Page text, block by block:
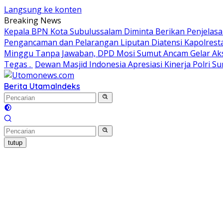
Langsung ke konten
Breaking News
Kepala BPN Kota Subulussalam Diminta Berikan
Pengancaman dan Pelarangan Liputan Diatensi
Minggu Tanpa Jawaban, DPD Mosi Sumut Ancam Gelar
Tegas . Dewan Masjid Indonesia Apresiasi Kinerja Polri
Berita UtamaIndeks
tutup